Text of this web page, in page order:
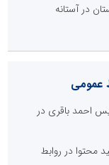
در آستانه
عمومی
احمد باقری در
محتوا در روابط